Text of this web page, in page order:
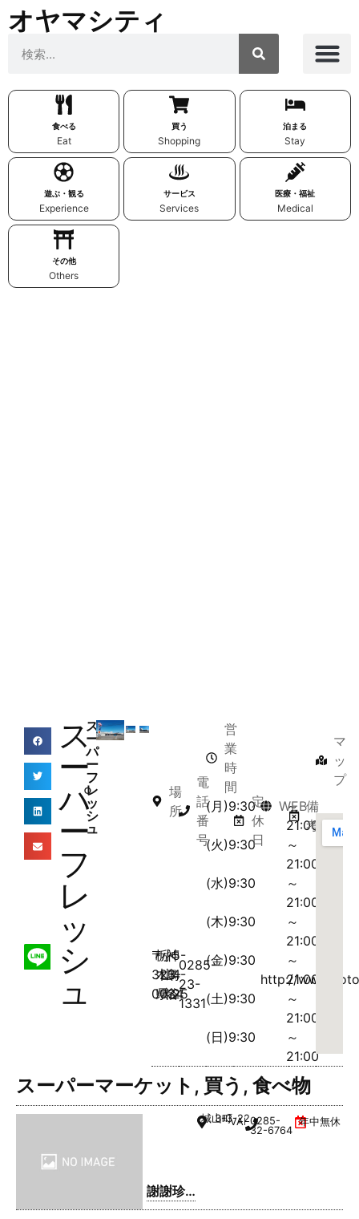
オヤマシティ
食べる
Eat
買う
Shopping
泊まる
Stay
遊ぶ・観る
Experience
サービス
Services
医療・福祉
Medical
その他
Others
ス
ー
パ
ー
フ
レ
ッ
シ
ュ
ス
ー
パ
ー
フ
レ
ッ
シ
ュ
場
所
〒
323-
0034
栃
木
県
小
山
市
神
鳥
谷
5-
4-
25
電
話
番
号
0285-
23-
1331
営
業
時
間
(月)9:30
～
21:00
(火)9:30
～
21:00
(水)9:30
～
21:00
(木)9:30
～
21:00
(金)9:30
～
21:00
(土)9:30
～
21:00
(日)9:30
～
21:00
定
休
日
WEB
http://
備
考
マ
ッ
プ
スーパーマーケット , 買う , 食べ物
謝謝珍
珠 | シ
城山町
3-3-22
VAL1階0285-
32-6764
年中無休